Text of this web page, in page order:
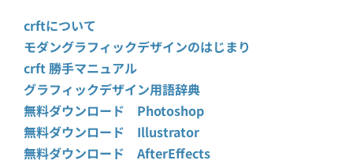
crftについて
モダングラフィックデザインのはじまり
crft 勝手マニュアル
グラフィックデザイン用語辞典
無料ダウンロード Photoshop
無料ダウンロード Illustrator
無料ダウンロード AfterEffects